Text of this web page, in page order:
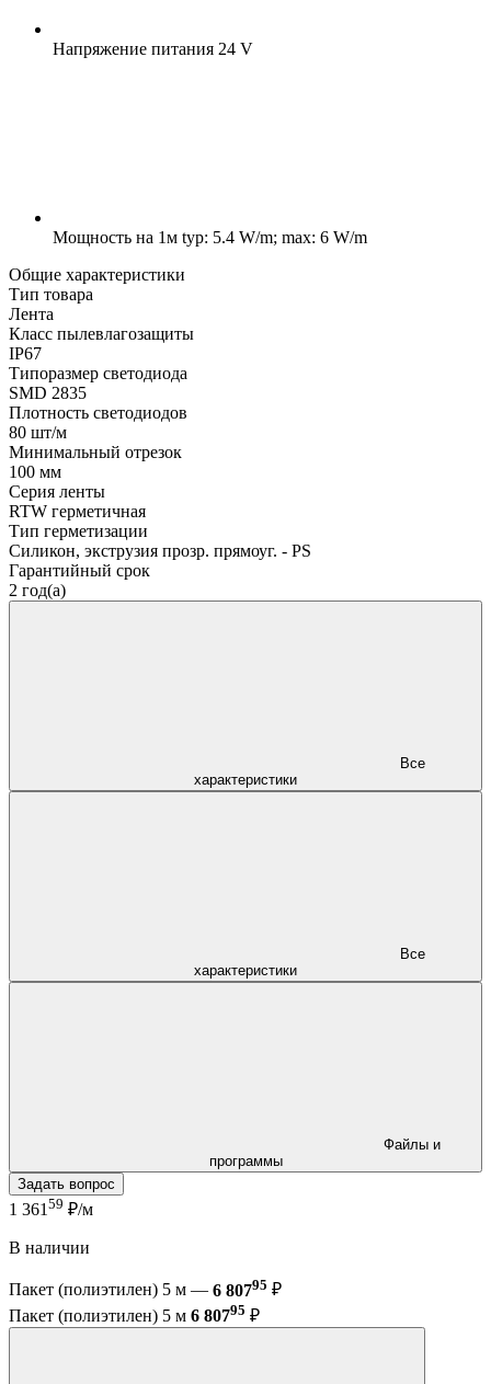
Напряжение питания 24 V
Мощность на 1м typ: 5.4 W/m; max: 6 W/m
Общие характеристики
Тип товара
Лента
Класс пылевлагозащиты
IP67
Типоразмер светодиода
SMD 2835
Плотность светодиодов
80 шт/м
Минимальный отрезок
100 мм
Серия ленты
RTW герметичная
Тип герметизации
Силикон, экструзия прозр. прямоуг. - PS
Гарантийный срок
2 год(а)
характеристики
характеристики
программы
Задать вопрос
1 361 59 ₽/м
В наличии
Пакет (полиэтилен) 5 м — 6 80795 ₽
Пакет (полиэтилен) 5 м 6 80795 ₽